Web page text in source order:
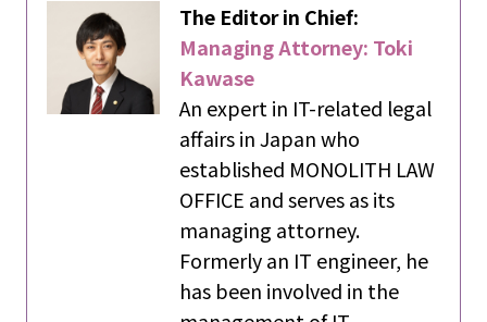
The Editor in Chief:
Managing Attorney: Toki
Kawase
An expert in IT-related legal
affairs in Japan who
established MONOLITH LAW
OFFICE and serves as its
managing attorney.
Formerly an IT engineer, he
has been involved in the